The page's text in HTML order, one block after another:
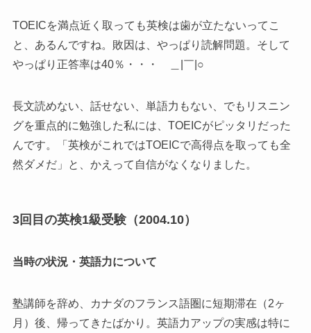
TOEICを満点近く取っても英検は歯が立たないってこ
と、あるんですね。敗因は、やっぱり読解問題。そして
やっぱり正答率は40％・・・ ＿|￣|○
長文読めない、話せない、単語力もない、でもリスニン
グを重点的に勉強した私には、TOEICがピッタリだった
んです。「英検がこれではTOEICで高得点を取っても全
然ダメだ」と、かえって自信がなくなりました。
3回目の英検1級受験（2004.10）
当時の状況・英語力について
塾講師を辞め、カナダのフランス語圏に短期滞在（2ヶ
月）後、帰ってきたばかり。英語力アップの実感は特に